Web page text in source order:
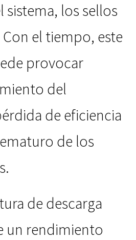
los sellos
Con el tiempo, este
provocar
del
de eficiencia
de los
de descarga
un rendimiento